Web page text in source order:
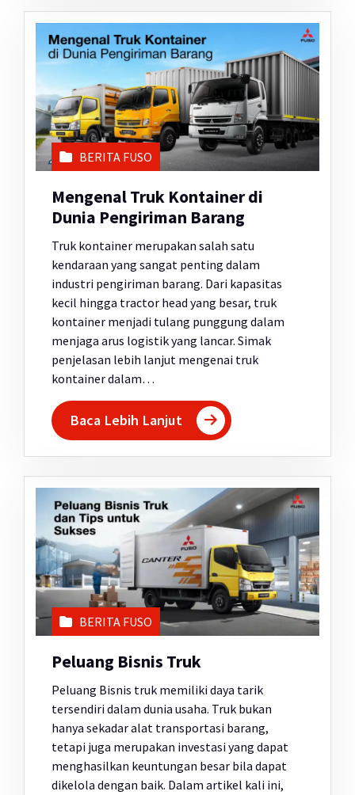
BERITA FUSO
Mengenal Truk Kontainer di
Dunia Pengiriman Barang
Truk kontainer merupakan salah satu
kendaraan yang sangat penting dalam
industri pengiriman barang. Dari kapasitas
kecil hingga tractor head yang besar, truk
kontainer menjadi tulang punggung dalam
menjaga arus logistik yang lancar. Simak
penjelasan lebih lanjut mengenai truk
kontainer dalam…
Baca Lebih Lanjut
BERITA FUSO
Peluang Bisnis Truk
Peluang Bisnis truk memiliki daya tarik
tersendiri dalam dunia usaha. Truk bukan
hanya sekadar alat transportasi barang,
tetapi juga merupakan investasi yang dapat
menghasilkan keuntungan besar bila dapat
dikelola dengan baik. Dalam artikel kali ini,